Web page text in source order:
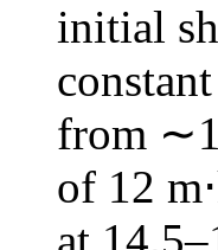
initial
from
of 12